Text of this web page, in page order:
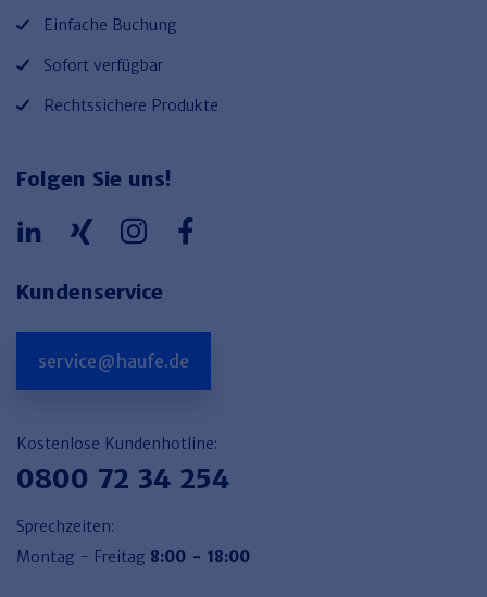
Einfache Buchung
Sofort verfügbar
Rechtssichere Produkte
Folgen Sie uns!
Kundenservice
service@haufe.de
Kostenlose Kundenhotline:
0800 72 34 254
Sprechzeiten:
Montag - Freitag 8:00 - 18:00